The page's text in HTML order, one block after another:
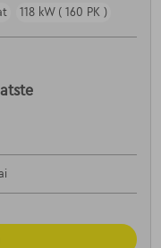
118 kW ( 160 PK )